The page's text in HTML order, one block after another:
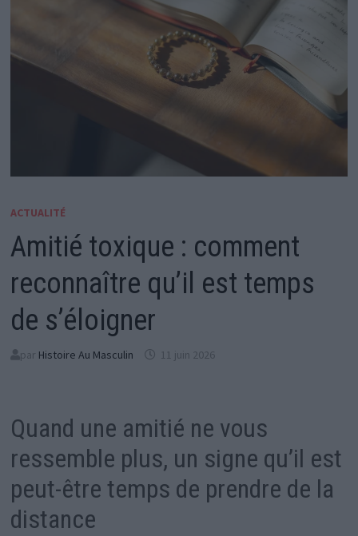
ACTUALITÉ
Amitié toxique : comment
reconnaître qu’il est temps
de s’éloigner
par Histoire Au Masculin 11 juin 2026
Quand une amitié ne vous
ressemble plus, un signe qu’il est
peut-être temps de prendre de la
distance